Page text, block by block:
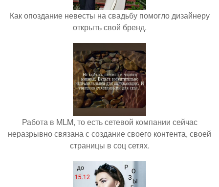
Как опоздание невесты на свадьбу помогло дизайнеру
открыть свой бренд.
Работа в MLM, то есть сетевой компании сейчас
неразрывно связана с создание своего контента, своей
страницы в соц сетях.